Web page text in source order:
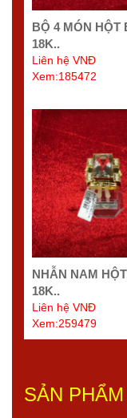
BỘ 4 MÓN HỘT
18K..
Liên hệ VNĐ
Xem:185472
NHẪN NAM
18K..
Liên hệ VNĐ
Xem:259479
SẢN